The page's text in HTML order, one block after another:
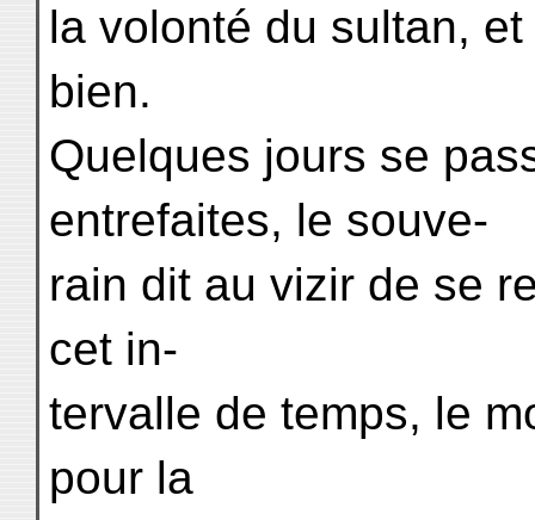
la volonté du sultan,
bien.
Quelques jours se
entrefaites, le souve-
rain dit au vizir de se
cet in-
tervalle de temps, le
pour la